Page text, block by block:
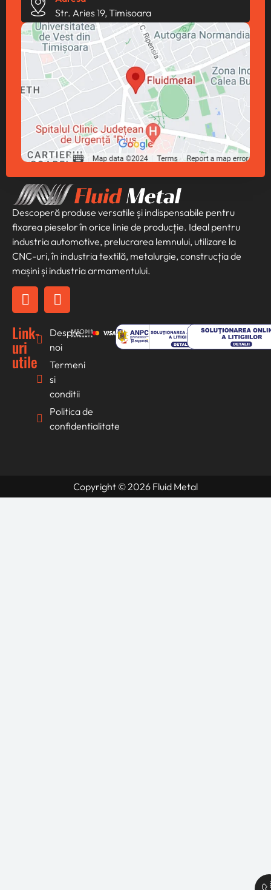
Descoperă produse versatile și indispensabile pentru
fixarea pieselor în orice linie de producție. Ideal pentru
industria automotive, prelucrarea lemnului, utilizare la
CNC-uri, în industria textilă, metalurgie, construcția de
mașini și industria armamentului.
Link-
uri
utile
Despre
noi
Termeni
si
conditii
Politica de
confidentialitate
Str. Aries 19, Timisoara
Copyright © 2026 Fluid Metal